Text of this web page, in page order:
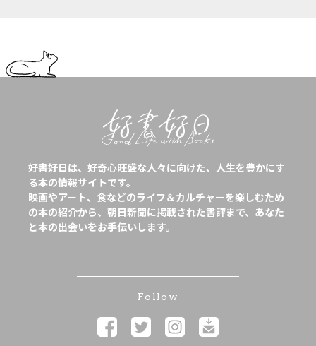
好書好日は、好奇心旺盛な人々に向けた、人生を豊かにす
る本の情報サイトです。
映画やアート、食などのライフ＆カルチャーを楽しむため
の本の紹介から、朝日新聞に掲載された書評まで、あなた
と本の出会いをお手伝いします。
Follow